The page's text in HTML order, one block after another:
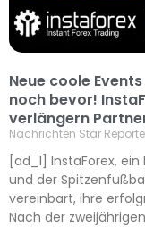
Neue coole
noch bevor!
verlängern
Nachrichten Star
[ad_1] InstaForex,
und der
vereinbart, ihre
Nach der